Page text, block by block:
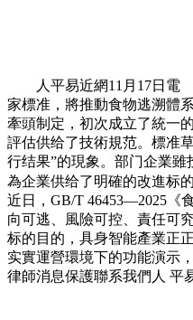
人平易近網11月17日電 （
家標准，將推動食物逃溯體
牽頭制定，初次成立了統一
評估供给了技術規范。標准
行结果”的現象。部门企業
為企業供给了明確的改進标
近日，GB/T 46453—2025《
向可逃、風險可控、責任可
标的目的，具身智能產業正
实實運營環境下的功能演示
律師消息保護聯系我們人 平